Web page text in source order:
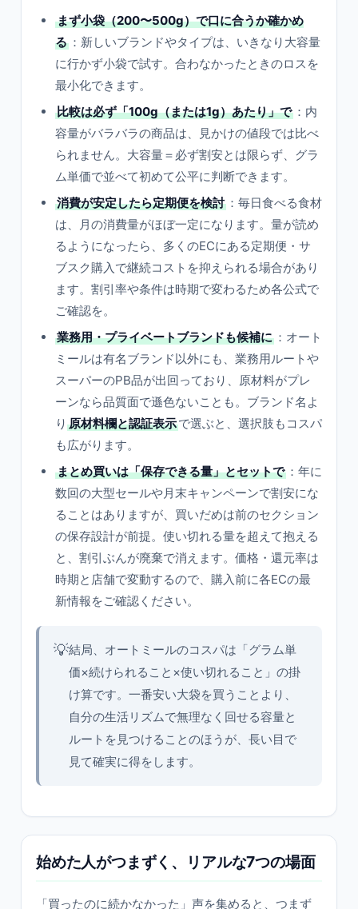
まず小袋（200〜500g）で口に合うか確かめ
る ：新しいブランドやタイプは、いきなり大容量
に行かず小袋で試す。合わなかったときのロスを
最小化できます。
比較は必ず「100g（または1g）あたり」で ：内
容量がバラバラの商品は、見かけの値段では比べ
られません。大容量＝必ず割安とは限らず、グラ
ム単価で並べて初めて公平に判断できます。
消費が安定したら定期便を検討 ：毎日食べる食材
は、月の消費量がほぼ一定になります。量が読め
るようになったら、多くのECにある定期便・サ
ブスク購入で継続コストを抑えられる場合があり
ます。割引率や条件は時期で変わるため各公式で
ご確認を。
業務用・プライベートブランドも候補に ：オート
ミールは有名ブランド以外にも、業務用ルートや
スーパーのPB品が出回っており、原材料がプレ
ーンなら品質面で遜色ないことも。ブランド名よ
り 原材料欄と認証表示で選ぶと、選択肢もコスパ
も広がります。
まとめ買いは「保存できる量」とセットで ：年に
数回の大型セールや月末キャンペーンで割安にな
ることはありますが、買いだめは前のセクション
の保存設計が前提。使い切れる量を超えて抱える
と、割引ぶんが廃棄で消えます。価格・還元率は
時期と店舗で変動するので、購入前に各ECの最
新情報をご確認ください。
💡結局、オートミールのコスパは「グラム単
価×続けられること×使い切れること」の掛
け算です。一番安い大袋を買うことより、
自分の生活リズムで無理なく回せる容量と
ルートを見つけることのほうが、長い目で
見て確実に得をします。
始めた人がつまずく、リアルな7つの場面
「買ったのに続かなかった」声を集めると、つまず